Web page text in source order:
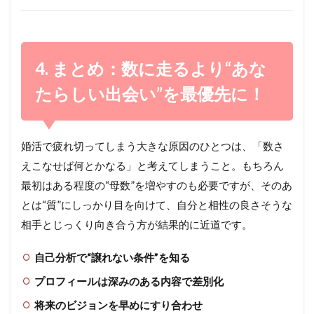
4. まとめ：数に走るより“あな
たらしい出会い”を最優先に！
婚活で疲れ切ってしまう大きな原因のひとつは、「数さ
えこなせば何とかなる」と考えてしまうこと。もちろん
最初はある程度の“母数”を増やすのも必要ですが、そのあ
とは“質”にしっかり目を向けて、自分と相性の良さそうな
相手とじっくり向き合う方が結果的に近道です。
自己分析で“譲れない条件”を知る
プロフィールは深みのある内容で差別化
将来のビジョンを早めにすり合わせ